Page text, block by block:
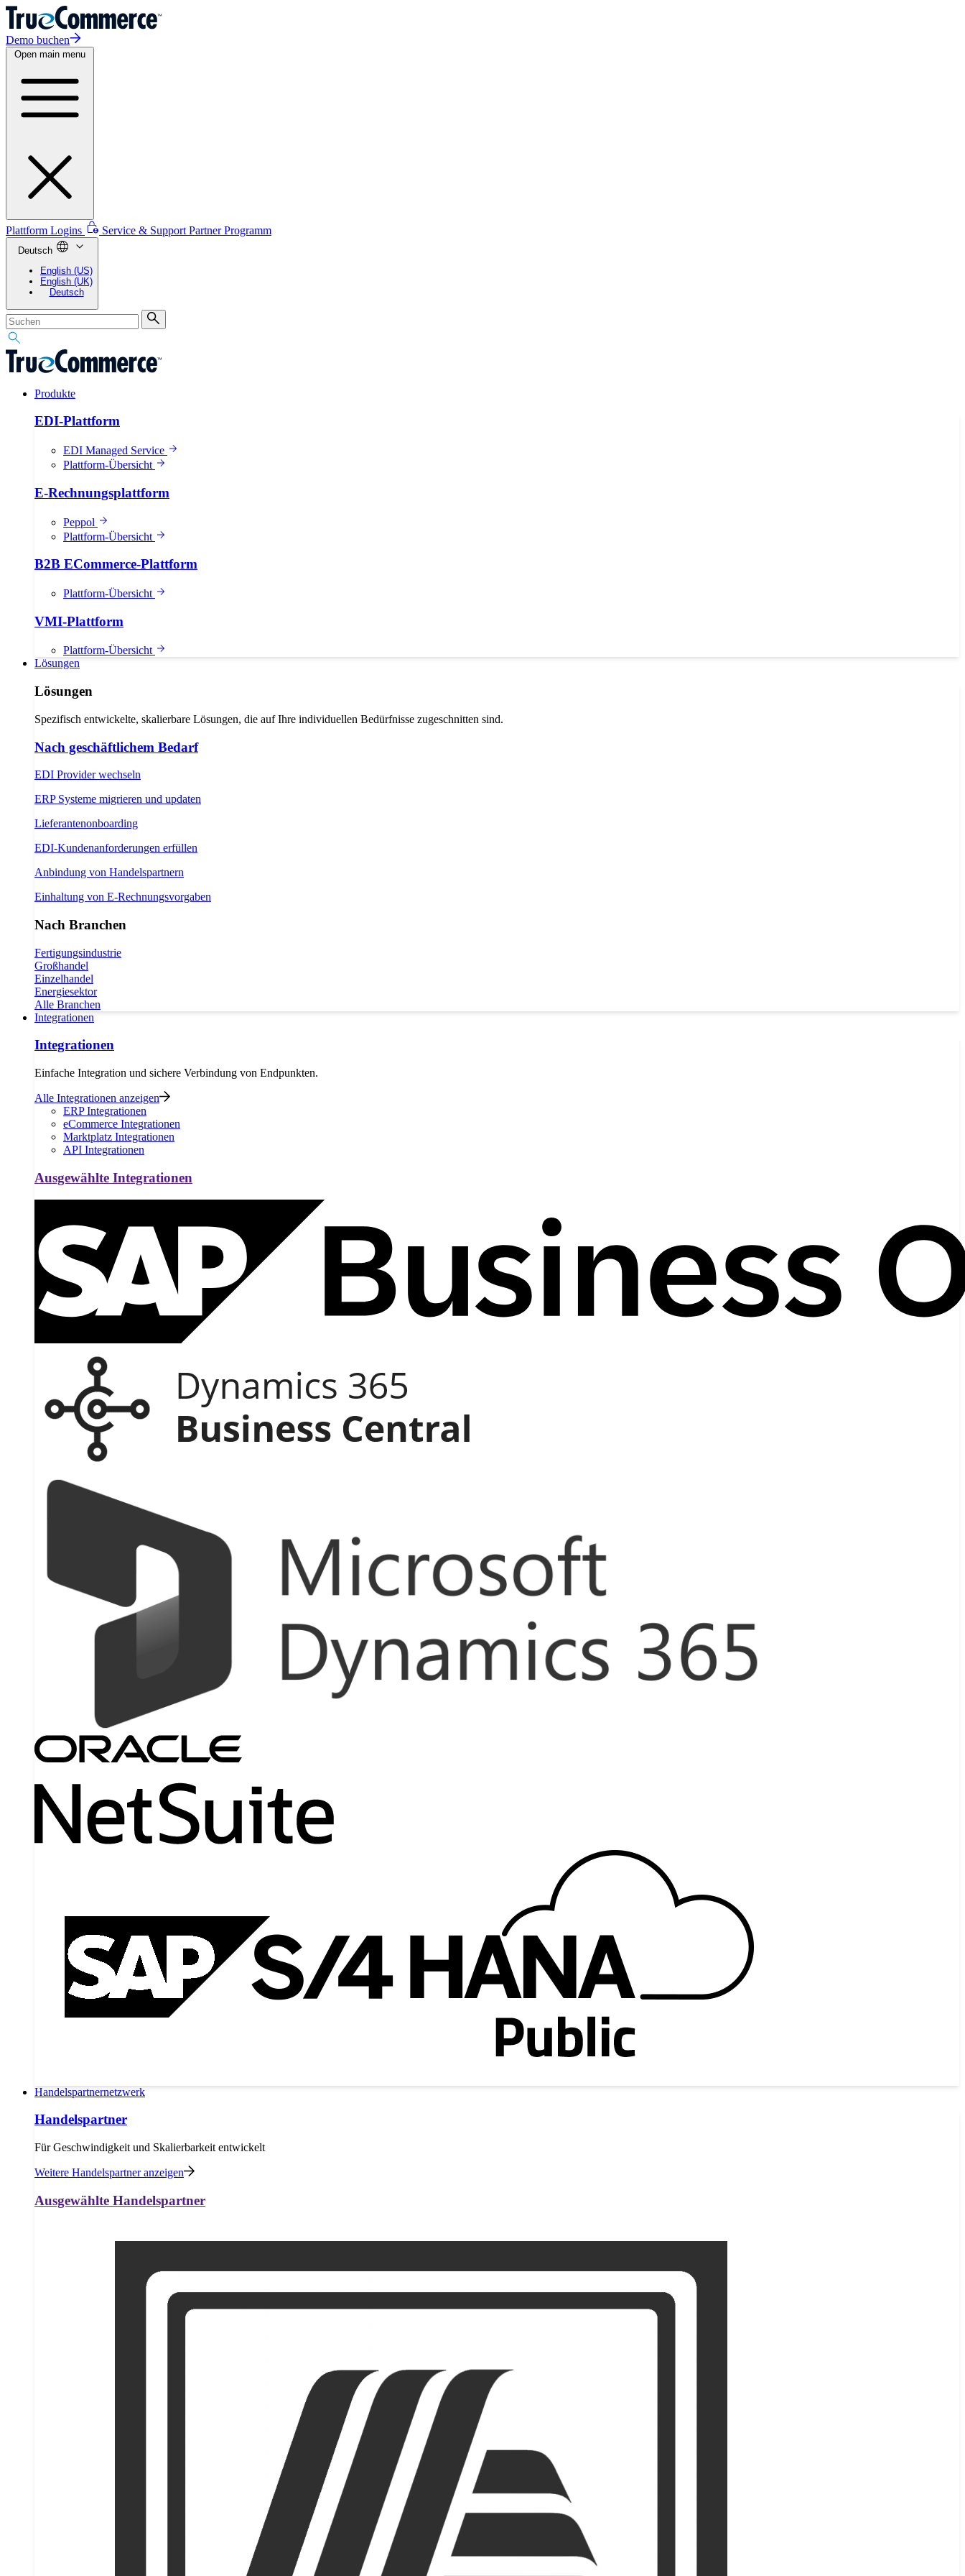
Demo buchen
Open main menu
Plattform Logins Service & Support Partner Programm
Deutsch
English (US)
English (UK)
Deutsch
Produkte
EDI-Plattform
EDI Managed Service
Plattform-Übersicht
E-Rechnungsplattform
Peppol
Plattform-Übersicht
B2B ECommerce-Plattform
Plattform-Übersicht
VMI-Plattform
Plattform-Übersicht
Lösungen
Lösungen
Spezifisch entwickelte, skalierbare Lösungen, die auf Ihre individuellen Bedürfnisse zugeschnitten sind.
Nach geschäftlichem Bedarf
EDI Provider wechseln
ERP Systeme migrieren und updaten
Lieferantenonboarding
EDI-Kundenanforderungen erfüllen
Anbindung von Handelspartnern
Einhaltung von E-Rechnungsvorgaben
Nach Branchen
Fertigungsindustrie
Großhandel
Einzelhandel
Energiesektor
Alle Branchen
Integrationen
Integrationen
Einfache Integration und sichere Verbindung von Endpunkten.
Alle Integrationen anzeigen
ERP Integrationen
eCommerce Integrationen
Marktplatz Integrationen
API Integrationen
Ausgewählte Integrationen
Handelspartnernetzwerk
Handelspartner
Für Geschwindigkeit und Skalierbarkeit entwickelt
Weitere Handelspartner anzeigen
Ausgewählte Handelspartner